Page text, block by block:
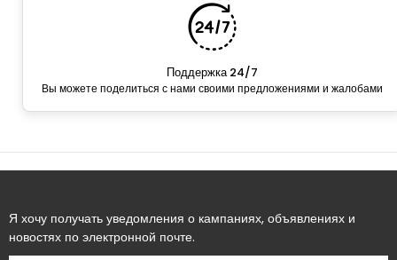
Поддержка 24/7
Вы можете поделиться с нами своими предложениями и жалобами
Я хочу получать уведомления о кампаниях, объявлениях и
новостях по электронной почте.